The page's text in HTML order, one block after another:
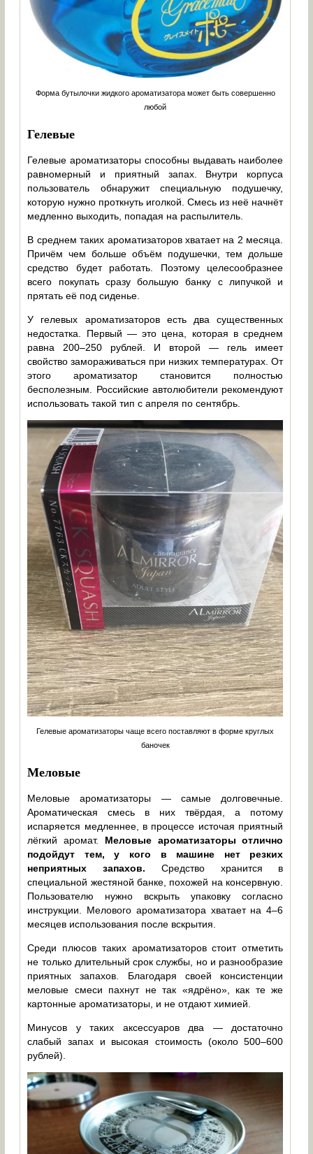
Форма бутылочки жидкого ароматизатора может быть совершенно
любой
Гелевые
Гелевые ароматизаторы способны выдавать наиболее
равномерный и приятный запах. Внутри корпуса
пользователь обнаружит специальную подушечку,
которую нужно проткнуть иголкой. Смесь из неё начнёт
медленно выходить, попадая на распылитель.
В среднем таких ароматизаторов хватает на 2 месяца.
Причём чем больше объём подушечки, тем дольше
средство будет работать. Поэтому целесообразнее
всего покупать сразу большую банку с липучкой и
прятать её под сиденье.
У гелевых ароматизаторов есть два существенных
недостатка. Первый — это цена, которая в среднем
равна 200–250 рублей. И второй — гель имеет
свойство замораживаться при низких температурах. От
этого ароматизатор становится полностью
бесполезным. Российские автолюбители рекомендуют
использовать такой тип с апреля по сентябрь.
Гелевые ароматизаторы чаще всего поставляют в форме круглых
баночек
Меловые
Меловые ароматизаторы — самые долговечные.
Ароматическая смесь в них твёрдая, а потому
испаряется медленнее, в процессе источая приятный
лёгкий аромат. Меловые ароматизаторы отлично
подойдут тем, у кого в машине нет резких
неприятных запахов. Средство хранится в
специальной жестяной банке, похожей на консервную.
Пользователю нужно вскрыть упаковку согласно
инструкции. Мелового ароматизатора хватает на 4–6
месяцев использования после вскрытия.
Среди плюсов таких ароматизаторов стоит отметить
не только длительный срок службы, но и разнообразие
приятных запахов. Благодаря своей консистенции
меловые смеси пахнут не так «ядрёно», как те же
картонные ароматизаторы, и не отдают химией.
Минусов у таких аксессуаров два — достаточно
слабый запах и высокая стоимость (около 500–600
рублей).